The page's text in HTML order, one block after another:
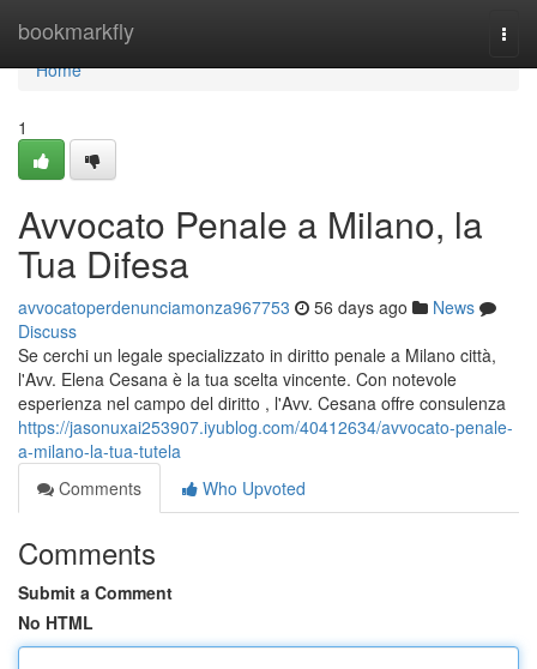
bookmarkfly
Home
Home
1
Avvocato Penale a Milano, la
Tua Difesa
avvocatoperdenunciamonza967753 56 days ago
News
Discuss
Se cerchi un legale specializzato in diritto penale a Milano città,
l'Avv. Elena Cesana è la tua scelta vincente. Con notevole
esperienza nel campo del diritto , l'Avv. Cesana offre consulenza
https://jasonuxai253907.iyublog.com/40412634/avvocato-penale-
a-milano-la-tua-tutela
Comments
Who Upvoted
Comments
Submit a Comment
No HTML